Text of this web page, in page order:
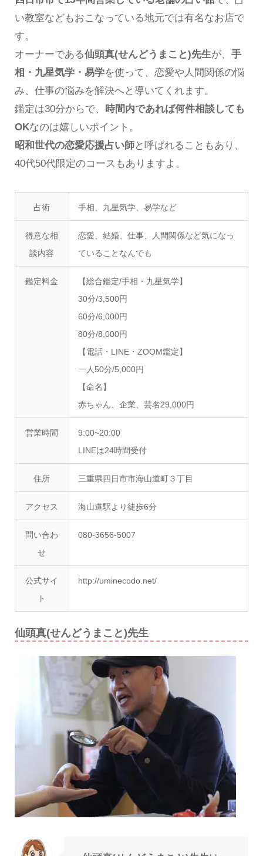
い教室などもおこなっている地元では有名なお店で
す。
オーナーである仙頭真(せんどうまこと)先生が、 手
相・九星気学・易学を使って、恋愛や人間関係の悩
み、仕事の悩みを解決へと導いてくれます。
鑑定は30分からで、 時間内であれば何件相談しても
OKなのは嬉しいポイント。
昭和世代の恋愛応援占い師と呼ばれることもあり、
40代50代限定のコースもありますよ。
占術 手相、九星気学、易学など
得意な相
談内容
恋愛、結婚、仕事、人間関係など気になっ
ていることなんでも
鑑定料金
【総合鑑定/手相・九星気学】
30分/3,500円
60分/6,000円
80分/8,000円
【電話・LINE・ZOOM鑑定】
一人50分/5,000円
【命名】
赤ちゃん、企業、芸名29,000円
営業時間
9:00~20:00
LINEは24時間受付
住所 三重県四日市市海山道町３丁目
アクセス 海山道駅より徒歩6分
問い合わ
せ
080-3656-5007
公式サイ
ト
http://uminecodo.net/
仙頭真(せんどうまこと)先生